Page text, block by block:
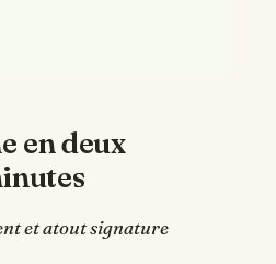
en deux
et atout signature